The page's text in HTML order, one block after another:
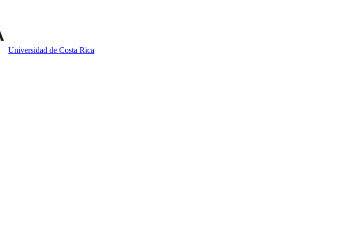
Universidad de Costa Rica